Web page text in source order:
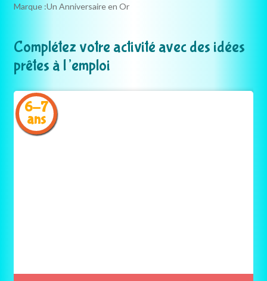
Marque :Un Anniversaire en Or
Complétez votre activité avec des idées
prêtes à l’emploi
6-7
ans